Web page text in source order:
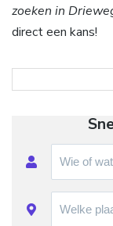
zoeken in
direct een kans!